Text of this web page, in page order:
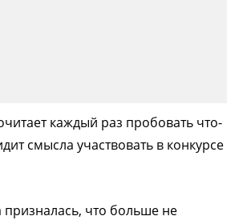
каждый раз пробовать что-
смысла участвовать в конкурсе
что больше не